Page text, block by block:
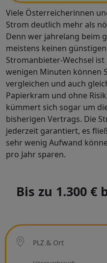
Viele Österreicherinnen
Strom deutlich mehr als
Denn wer jahrelang beim
meistens keinen
Stromanbieter-Wechsel
wenigen Minuten können
vergleichen und auch
Papierkram und ohne
kümmert sich sogar um
bisherigen Vertrags. Die
jederzeit garantiert, es
sehr wenig Aufwand
pro Jahr sparen.
Bis zu 1.300 €
PLZ & Ort
Ort
Netzbetreiber